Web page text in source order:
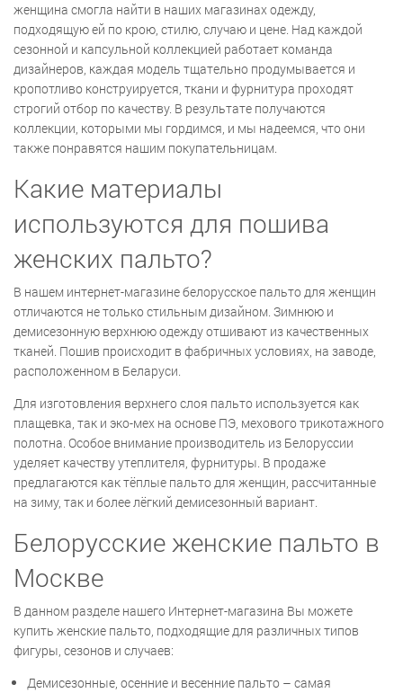
женщина смогла найти в наших магазинах одежду,
подходящую ей по крою, стилю, случаю и цене. Над каждой
сезонной и капсульной коллекцией работает команда
дизайнеров, каждая модель тщательно продумывается и
кропотливо конструируется, ткани и фурнитура проходят
строгий отбор по качеству. В результате получаются
коллекции, которыми мы гордимся, и мы надеемся, что они
также понравятся нашим покупательницам.
Какие материалы
используются для пошива
женских пальто?
В нашем интернет-магазине белорусское пальто для женщин
отличаются не только стильным дизайном. Зимнюю и
демисезонную верхнюю одежду отшивают из качественных
тканей. Пошив происходит в фабричных условиях, на заводе,
расположенном в Беларуси.
Для изготовления верхнего слоя пальто используется как
плащевка, так и эко-мех на основе ПЭ, мехового трикотажного
полотна. Особое внимание производитель из Белоруссии
уделяет качеству утеплителя, фурнитуры. В продаже
предлагаются как тёплые пальто для женщин, рассчитанные
на зиму, так и более лёгкий демисезонный вариант.
Белорусские женские пальто в
Москве
В данном разделе нашего Интернет-магазина Вы можете
купить женские пальто, подходящие для различных типов
фигуры, сезонов и случаев:
Демисезонные, осенние и весенние пальто – самая